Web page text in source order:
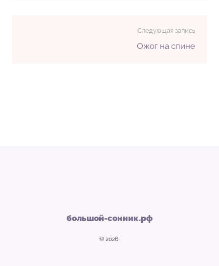
Следующая запись
Ожог на спине
большой-сонник.рф
© 2026